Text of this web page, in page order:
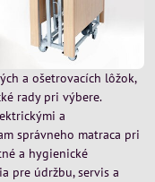
a ošetrovacích lôžok,
rady pri výbere.
a
správneho matraca pri
a hygienické
pre údržbu, servis a